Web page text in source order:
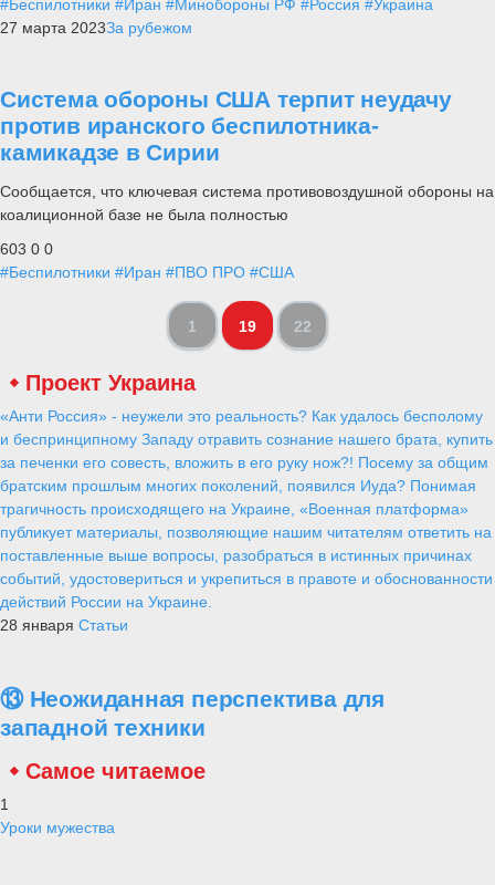
#Беспилотники #Иран #Минобороны РФ #Россия #Украина
27 марта 2023За рубежом
Система обороны США терпит неудачу
против иранского беспилотника-
камикадзе в Сирии
Сообщается, что ключевая система противовоздушной обороны на
коалиционной базе не была полностью
603 0 0
#Беспилотники #Иран #ПВО ПРО #США
1 19 22
Проект Украина
«Анти Россия» - неужели это реальность? Как удалось бесполому
и беспринципному Западу отравить сознание нашего брата, купить
за печенки его совесть, вложить в его руку нож?! Посему за общим
братским прошлым многих поколений, появился Иуда? Понимая
трагичность происходящего на Украине, «Военная платформа»
публикует материалы, позволяющие нашим читателям ответить на
поставленные выше вопросы, разобраться в истинных причинах
событий, удостовериться и укрепиться в правоте и обоснованности
действий России на Украине.
28 января Статьи
⑬ Неожиданная перспектива для
западной техники
Самое читаемое
1
Уроки мужества